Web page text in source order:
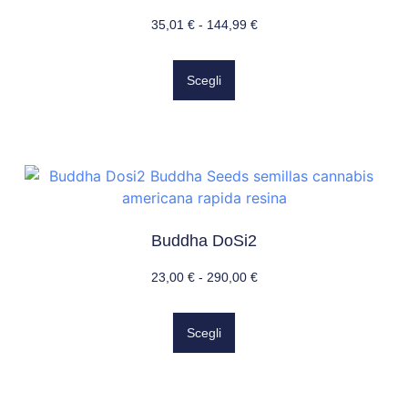
35,01 € - 144,99 €
Scegli
Buddha DoSi2
23,00 € - 290,00 €
Scegli